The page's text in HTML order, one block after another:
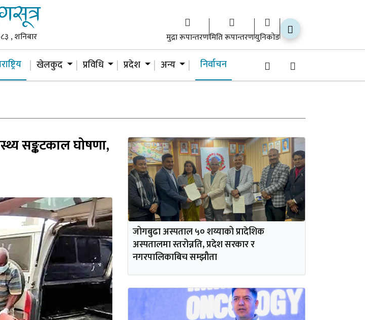
, शनिबार मुद्रा रूपान्तरणमिति रूपान्तरणयुनिकोड
खेलकुद प्रविधि प्रदेश अन्य निर्वाचन
सङ्कटकाल घोषणा,
जोगबुढा अस्पताल ५० शय्याको प्रादेशिक
अस्पतालमा स्तरोन्नति, प्रदेश सरकार र
नगरपालिकाबिच सम्झौता